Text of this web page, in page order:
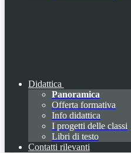
Didattica
Panoramica
Offerta formativa
Info didattica
I progetti delle classi
Libri di testo
Contatti rilevanti